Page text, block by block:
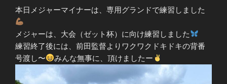
本日メジャーマイナーは、専用グランドで練習しました
メジャーは、大会（ゼット杯）に向け練習しました
練習終了後には、前田監督よりワクワクドキドキの背番
号渡し〜
みんな無事に、頂けましたー